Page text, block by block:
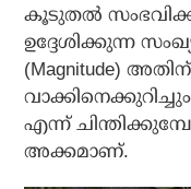
കൂടുതല്‍
ഉദ്ദേശിക്കുന്ന
(Magnitude)
എന്ന്
അക്കമാണ്.